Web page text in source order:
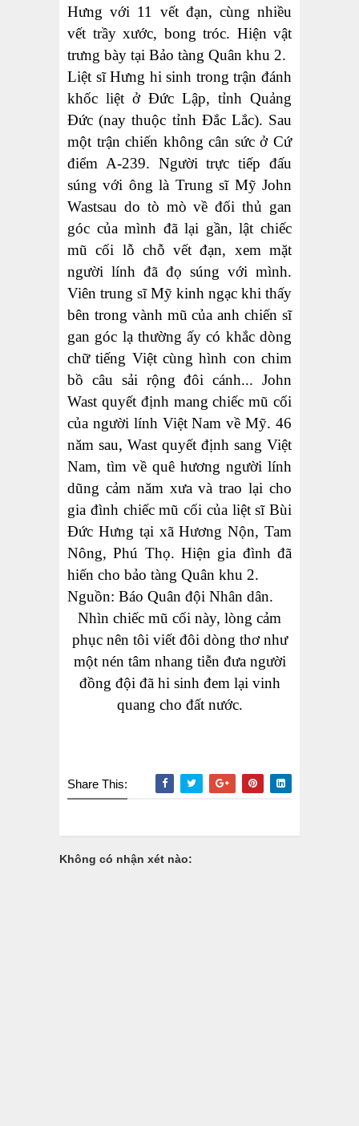
Hưng với 11 vết đạn, cùng nhiều
vết trầy xước, bong tróc. Hiện vật
trưng bày tại Bảo tàng Quân khu 2.
Liệt sĩ Hưng hi sinh trong trận đánh
khốc liệt ở Đức Lập, tỉnh Quảng
Đức (nay thuộc tỉnh Đắc Lắc). Sau
một trận chiến không cân sức ở Cứ
điểm A-239. Người trực tiếp đấu
súng với ông là Trung sĩ Mỹ John
Wastsau do tò mò về đối thủ gan
góc của mình đã lại gần, lật chiếc
mũ cối lỗ chỗ vết đạn, xem mặt
người lính đã đọ súng với mình.
Viên trung sĩ Mỹ kinh ngạc khi thấy
bên trong vành mũ của anh chiến sĩ
gan góc lạ thường ấy có khắc dòng
chữ tiếng Việt cùng hình con chim
bồ câu sải rộng đôi cánh... John
Wast quyết định mang chiếc mũ cối
của người lính Việt Nam về Mỹ. 46
năm sau, Wast quyết định sang Việt
Nam, tìm về quê hương người lính
dũng cảm năm xưa và trao lại cho
gia đình chiếc mũ cối của liệt sĩ Bùi
Đức Hưng tại xã Hương Nộn, Tam
Nông, Phú Thọ. Hiện gia đình đã
hiến cho bảo tàng Quân khu 2.
Nguồn: Báo Quân đội Nhân dân.
Nhìn chiếc mũ cối này, lòng cảm
phục nên tôi viết đôi dòng thơ như
một nén tâm nhang tiễn đưa người
đồng đội đã hi sinh đem lại vinh
quang cho đất nước.
Share This:
Không có nhận xét nào: